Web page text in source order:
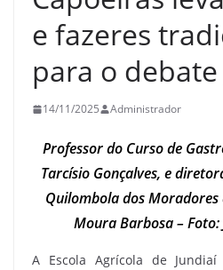
e fazeres
para o
14/11/2025 Administrador
Professor do Curso de
Tarcísio Gonçalves, e
Quilombola dos Moradores
Moura Barbosa – Foto:
A Escola Agrícola de Jundiaí